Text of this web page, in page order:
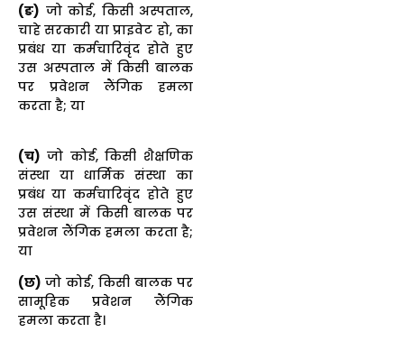
(ङ) जो कोई, किसी अस्पताल,
चाहे सरकारी या प्राइवेट हो, का
प्रबंध या कर्मचारिवृंद होते हुए
उस अस्पताल में किसी बालक
पर प्रवेशन लैंगिक हमला
करता है; या
(च) जो कोई, किसी शैक्षणिक
संस्था या धार्मिक संस्था का
प्रबंध या कर्मचारिवृंद होते हुए
उस संस्था में किसी बालक पर
प्रवेशन लैंगिक हमला करता है;
या
(छ) जो कोई, किसी बालक पर
सामूहिक प्रवेशन लैंगिक
हमला करता है।